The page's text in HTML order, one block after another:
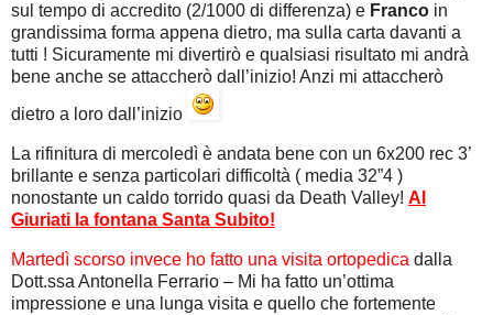
sul tempo di accredito (2/1000 di differenza) e Franco in
grandissima forma appena dietro, ma sulla carta davanti a
tutti ! Sicuramente mi divertirò e qualsiasi risultato mi andrà
bene anche se attaccherò dall’inizio! Anzi mi attaccherò
dietro a loro dall’inizio
La rifinitura di mercoledì è andata bene con un 6x200 rec 3’
brillante e senza particolari difficoltà ( media 32”4 )
nonostante un caldo torrido quasi da Death Valley! Al
Giuriati la fontana Santa Subito!
Martedì scorso invece ho fatto una visita ortopedica dalla
Dott.ssa Antonella Ferrario – Mi ha fatto un’ottima
impressione e una lunga visita e quello che fortemente